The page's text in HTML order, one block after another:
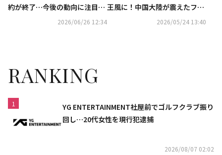
約が終了…今後の動向に注目集
2026/06/26 12:34
王風に！中国大陸が震えたファ
ッション誌「VOGUE CHINA」
2026/05/24 13:40
RANKING
1
YG ENTERTAINMENT社屋前でゴルフクラブ振り
回し…20代女性を現行犯逮捕
2026/08/07 02:02